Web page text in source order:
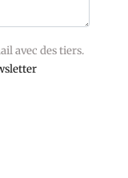
avec des tiers.